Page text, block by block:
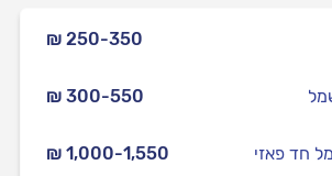
₪ 250-350
₪ 300-550
₪ 1,000-1,550 חד פאזי